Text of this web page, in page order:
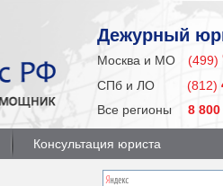
Дежурный
Москва и МО (499)
СПб и ЛО (812)
Все регионы 8
Консультация юриста